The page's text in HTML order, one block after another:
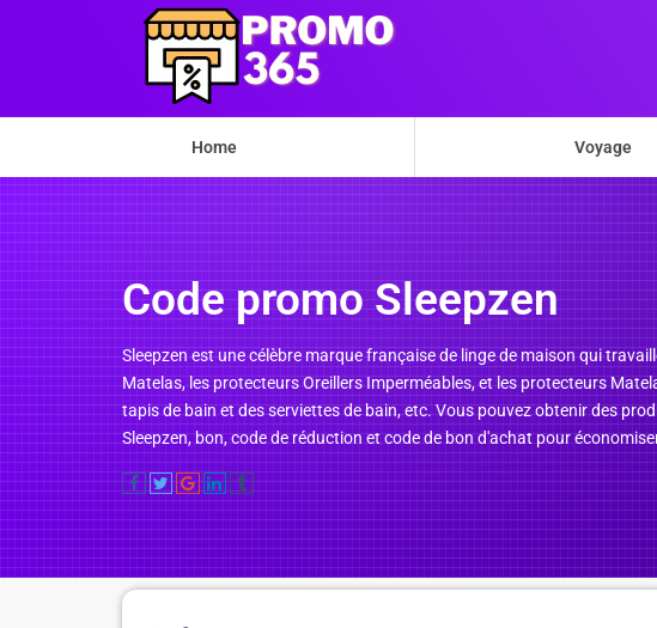
Home Voyage
Code promo Sleepzen
Sleepzen est une célèbre marque française de linge de maison qui
Matelas, les protecteurs Oreillers Imperméables, et les protecteurs
tapis de bain et des serviettes de bain, etc. Vous pouvez obtenir des
Sleepzen, bon, code de réduction et code de bon d'achat pour